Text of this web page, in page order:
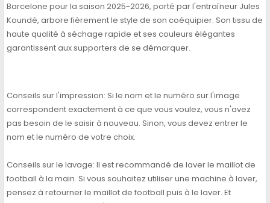
Barcelone pour la saison 2025-2026, porté par l'entraîneur Jules
Koundé, arbore fièrement le style de son coéquipier. Son tissu de
haute qualité à séchage rapide et ses couleurs élégantes
garantissent aux supporters de se démarquer.
Conseils sur l'impression: Si le nom et le numéro sur l'image
correspondent exactement à ce que vous voulez, vous n'avez
pas besoin de le saisir à nouveau. Sinon, vous devez entrer le
nom et le numéro de votre choix.
Conseils sur le lavage: Il est recommandé de laver le maillot de
football à la main. Si vous souhaitez utiliser une machine à laver,
pensez à retourner le maillot de football puis à le laver. Et